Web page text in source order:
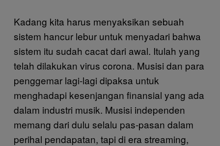
Kadang kita harus menyaksikan sebuah
sistem hancur lebur untuk menyadari bahwa
sistem itu sudah cacat dari awal. Itulah yang
telah dilakukan virus corona. Musisi dan para
penggemar lagi-lagi dipaksa untuk
menghadapi kesenjangan finansial yang ada
dalam industri musik. Musisi independen
memang dari dulu selalu pas-pasan dalam
perihal pendapatan, tapi di era streaming,